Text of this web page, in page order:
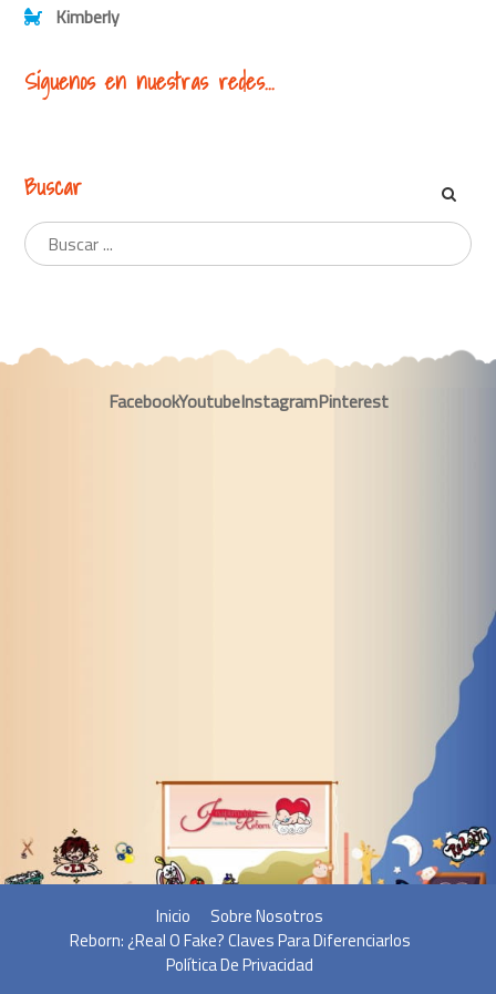
Kimberly
Síguenos en nuestras redes...
Buscar
FacebookYoutubeInstagramPinterest
Inicio
Sobre Nosotros
Reborn: ¿Real O Fake? Claves Para Diferenciarlos
Política De Privacidad